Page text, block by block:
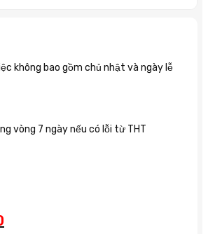
không bao gồm chủ nhật và ngày lễ
vòng 7 ngày nếu có lỗi từ THT